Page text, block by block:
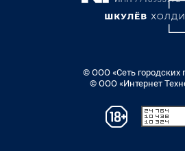
© ООО «Сеть городских
© ООО «Интернет